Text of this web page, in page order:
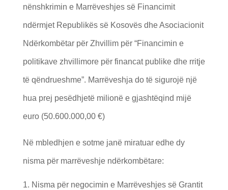
nënshkrimin e Marrëveshjes së Financimit
ndërmjet Republikës së Kosovës dhe Asociacionit
Ndërkombëtar për Zhvillim për “Financimin e
politikave zhvillimore për financat publike dhe rritje
të qëndrueshme”. Marrëveshja do të sigurojë një
hua prej pesëdhjetë milionë e gjashtëqind mijë
euro (50.600.000,00 €)
Në mbledhjen e sotme janë miratuar edhe dy
nisma për marrëveshje ndërkombëtare:
Nisma për negocimin e Marrëveshjes së Grantit